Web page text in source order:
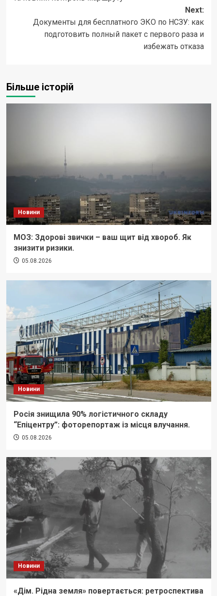
Next:
Документы для бесплатного ЭКО по НСЗУ: как
подготовить полный пакет с первого раза и
избежать отказа
Більше історій
Новини
МОЗ: Здорові звички – ваш щит від хвороб. Як
знизити ризики.
05.08.2026
Новини
Росія знищила 90% логістичного складу
“Епіцентру”: фоторепортаж із місця влучання.
05.08.2026
Новини
«Дім. Рідна земля» повертається: ретроспектива